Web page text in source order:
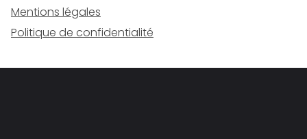
Mentions légales
Politique de confidentialité